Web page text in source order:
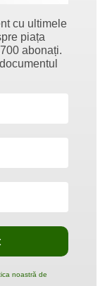
cu ultimele
piața
abonați.
noastră de